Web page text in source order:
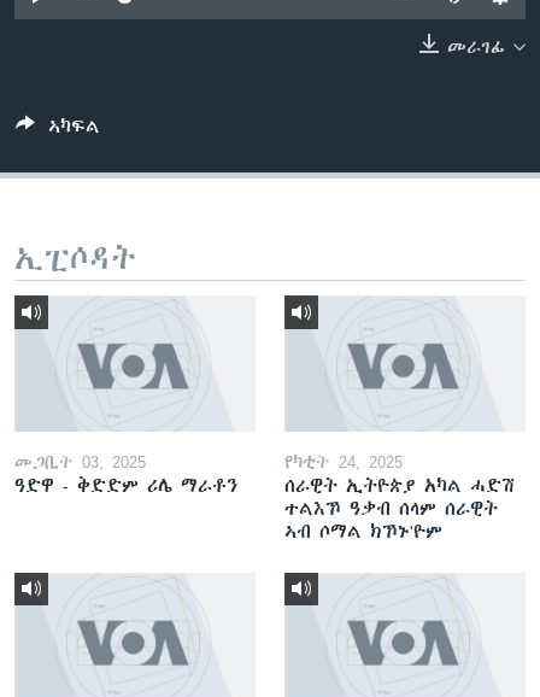
ቂሔ ጽልሚ
መራገፊ
ኣካፍል
ኢፒሶዳት
መጋቢት 03, 2025
ዓድዋ - ቅድድም ሪሌ ማራቶን
የካቲት 24, 2025
ሰራዊት ኢትዮጵያ አካል ሓድሽ
ተልእኾ ዓቃብ ሰላም ሰራዊት
ኣብ ሶማል ክኾኑ'ዮም